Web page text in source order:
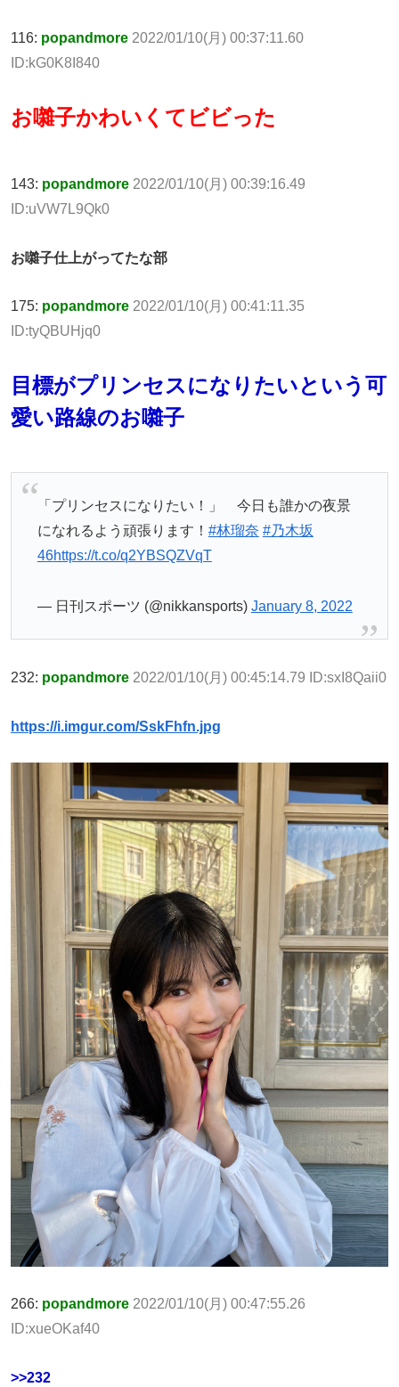
116: popandmore 2022/01/10(月) 00:37:11.60
ID:kG0K8I840
お囃子かわいくてビビった
143: popandmore 2022/01/10(月) 00:39:16.49
ID:uVW7L9Qk0
お囃子仕上がってたな部
175: popandmore 2022/01/10(月) 00:41:11.35
ID:tyQBUHjq0
目標がプリンセスになりたいという可
愛い路線のお囃子
「プリンセスになりたい！」 今日も誰かの夜景
になれるよう頑張ります！ #林瑠奈 #乃木坂
46https://t.co/q2YBSQZVqT
— 日刊スポーツ (@nikkansports) January 8, 2022
232: popandmore 2022/01/10(月) 00:45:14.79 ID:sxI8Qaii0
https://i.imgur.com/SskFhfn.jpg
266: popandmore 2022/01/10(月) 00:47:55.26
ID:xueOKaf40
>>232